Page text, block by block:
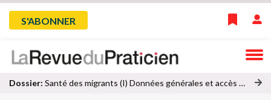
Skip
navigation
Menu
du
compte
S'ABONNER
Dossier: Santé des migrants (I) Données générales et accès aux soins